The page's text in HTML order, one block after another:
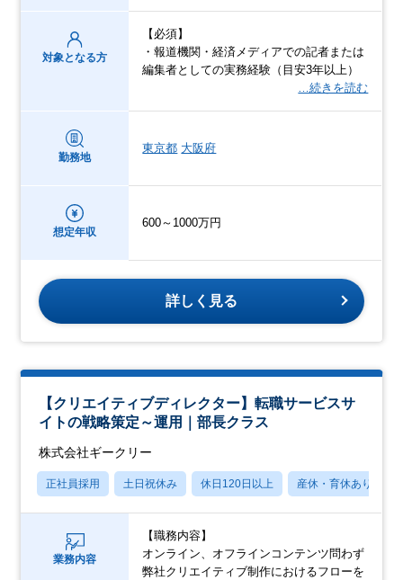
対象となる方
【必須】
・報道機関・経済メディアでの記者または
編集者としての実務経験（目安3年以上）
…続きを読む
勤務地
東京都 大阪府
想定年収
600～1000万円
詳しく見る
【クリエイティブディレクター】転職サービスサ
イトの戦略策定～運用｜部長クラス
株式会社ギークリー
正社員採用 土日祝休み 休日120日以上 産休・育休あり
業務内容
【職務内容】
オンライン、オフラインコンテンツ問わず
弊社クリエイティブ制作におけるフローを